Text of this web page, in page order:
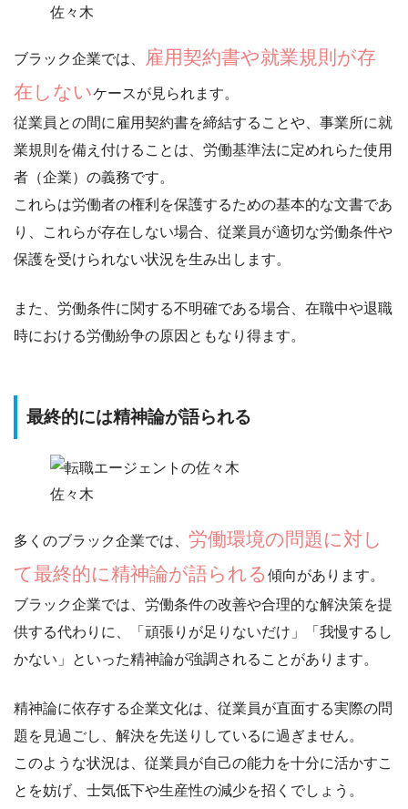
佐々木
ブラック企業では、
雇用契約書や就業規則が存
在しないケースが見られます。
従業員との間に雇用契約書を締結する ことや、 事業所に就
業規則を備え付ける ことは、労働基準法に定めれらた使用
者（企業）の義務です。
これらは労働者の権利を保護するための基本的な文書であ
り、これらが存在しない場合、従業員が適切な労働条件や
保護を受けられない状況を生み出します。
また、労働条件に関する不明確である場合、在職中や退職
時における労働紛争の原因ともなり得ます。
最終的には精神論が語られる
佐々木
多くのブラック企業では、 労働環境の問題に対し
て最終的に精神論が語られる傾向があります。
ブラック企業では、労働条件の改善や合理的な解決策を提
供する代わりに、
「頑張りが足りないだけ」「我慢するし
かない」といった精神論が強調される ことがあります。
精神論に依存する企業文化は、 従業員が直面する実際の問
題を見過ごし、解決を先送りしているに過ぎません。
このような状況は、従業員が自己の能力を十分に活かすこ
とを妨げ、士気低下や生産性の減少を招くでしょう。